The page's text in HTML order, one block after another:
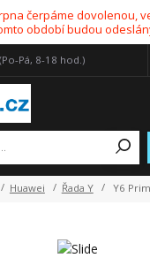
čerpáme dovolenou,
období budou
(Po-Pá, 8-18 hod.)
Huawei Řada Y Y6